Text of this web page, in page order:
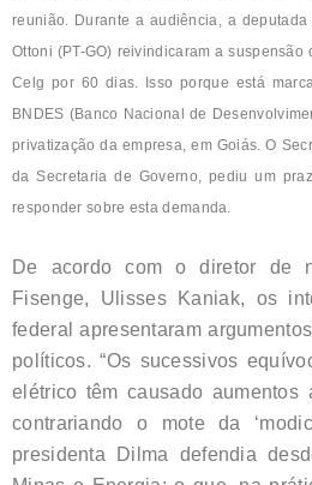
reunião. Durante a audiência, a
Ottoni (PT-GO) reivindicaram a
Celg por 60 dias. Isso porque está
BNDES (Banco Nacional de
privatização da empresa, em Goiás. O
da Secretaria de Governo, pediu um
responder sobre esta demanda.
De acordo com o diretor de
Fisenge, Ulisses Kaniak, os
federal apresentaram
políticos. “Os sucessivos
elétrico têm causado aumentos
contrariando o mote da
presidenta Dilma defendia